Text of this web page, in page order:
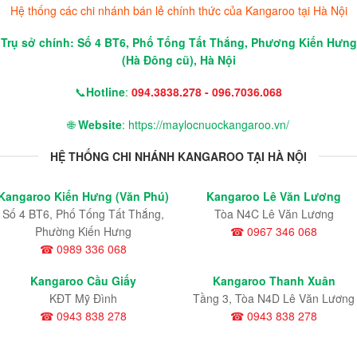
Hệ thống các chi nhánh bán lẻ chính thức của Kangaroo tại Hà Nội
Trụ sở chính: Số 4 BT6, Phố Tống Tất Thắng, Phương Kiến Hưng
(Hà Đông cũ), Hà Nội
📞Hotline: 094.3838.278 - 096.7036.068
🌐Website: https://maylocnuockangaroo.vn/
HỆ THỐNG CHI NHÁNH KANGAROO TẠI HÀ NỘI
Kiến Hưng (Văn Phú)
Số 4 BT6, Phố Tống Tất Thắng,
Phường Kiến Hưng
☎ 0989 336 068
Kangaroo Lê Văn Lương
Tòa N4C Lê Văn Lương
☎ 0967 346 068
Kangaroo Cầu Giấy
KĐT Mỹ Đình
☎ 0943 838 278
Kangaroo Thanh Xuân
Tầng 3, Tòa N4D Lê Văn Lương
☎ 0943 838 278